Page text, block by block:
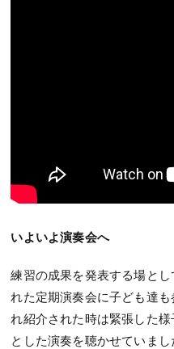
いよいよ演奏会へ
練習の成果を発表する場と
れた定期演奏会に子ども達
れ紹介された時は緊張した
とした演奏を聴かせていまし